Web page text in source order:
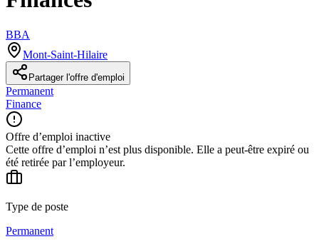
BBA
Mont-Saint-Hilaire
Partager l'offre d'emploi
Permanent
Finance
Offre d’emploi inactive
Cette offre d’emploi n’est plus disponible. Elle a peut-être expiré ou
été retirée par l’employeur.
Type de poste
Permanent